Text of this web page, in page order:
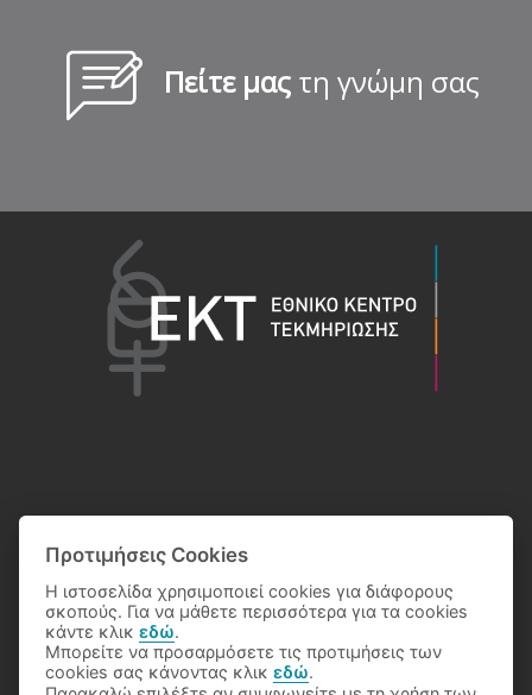
Πείτε μας τη γνώμη σας
Προτιμήσεις Cookies
Η ιστοσελίδα χρησιμοποιεί cookies για διάφορους
σκοπούς. Για να μάθετε περισσότερα για τα cookies
κάντε κλικεδώ.
Μπορείτε να προσαρμόσετε τις προτιμήσεις των
cookies σας κάνοντας κλικεδώ.